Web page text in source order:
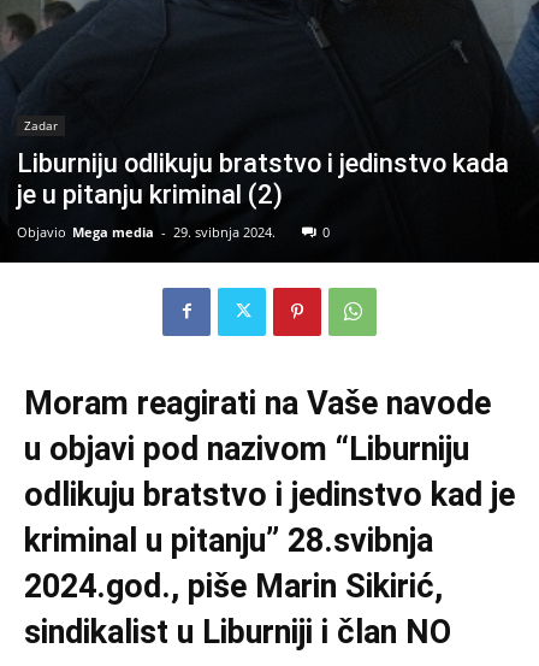
Zadar
Liburniju odlikuju bratstvo i jedinstvo kada
je u pitanju kriminal (2)
Objavio Mega media - 29. svibnja 2024. 0
Moram reagirati na Vaše navode
u objavi pod nazivom “Liburniju
odlikuju bratstvo i jedinstvo kad je
kriminal u pitanju” 28.svibnja
2024.god., piše Marin Sikirić,
sindikalist u Liburniji i član NO